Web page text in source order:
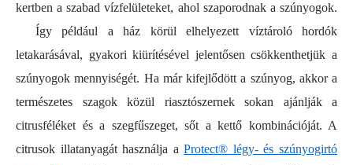
kertben a szabad vízfelületeket, ahol szaporodnak a szúnyogok.
Így például a ház körül elhelyezett víztároló hordók
letakarásával, gyakori kiürítésével jelentősen csökkenthetjük a
szúnyogok mennyiségét. Ha már kifejlődött a szúnyog, akkor a
természetes szagok közül riasztószernek sokan ajánlják a
citrusféléket és a szegfűszeget, sőt a kettő kombinációját. A
citrusok illatanyagát használja aProtect® légy- és szúnyogirtó